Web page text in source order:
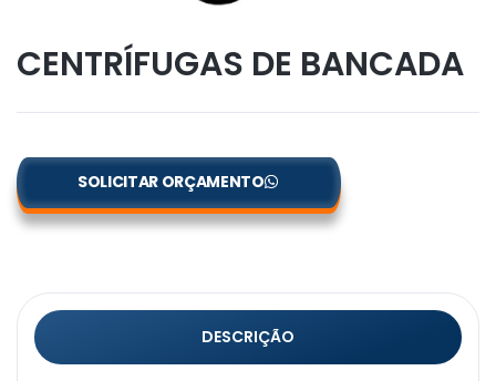
CENTRÍFUGAS DE BANCADA
SOLICITAR ORÇAMENTO
DESCRIÇÃO